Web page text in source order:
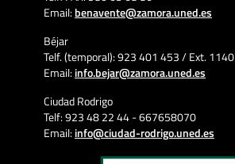
Email:benavente@zamora.uned.es
Béjar
Telf. (temporal): 923 401 453 / Ext. 1140
Email:info.bejar@zamora.uned.es
Ciudad Rodrigo
Telf: 923 48 22 44 - 667658070
Email:info@ciudad-rodrigo.uned.es